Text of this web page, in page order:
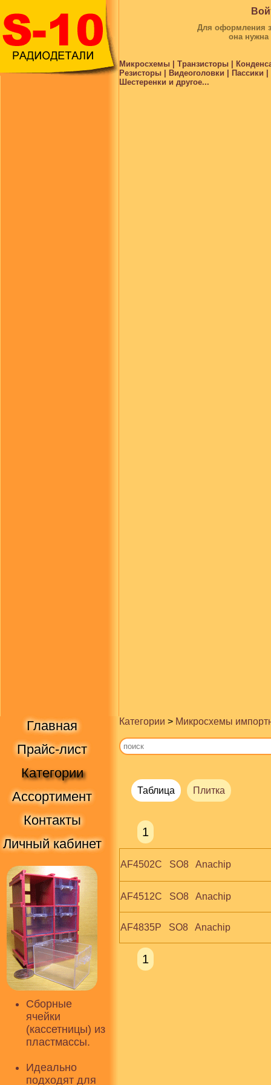
Для оформления
она
Микросхемы | Транзисторы |
Резисторы | Видеоголовки |
Шестеренки и другое...
Главная
Прайс-лист
Категории
Ассортимент
Контакты
Личный кабинет
Сборные
ячейки
(кассетницы) из
пластмассы.
Идеально
подходят для
Категории > Микросхемы
Таблица Плитка
1
AF4502C   SO8   Anachip
AF4512C   SO8   Anachip
AF4835P   SO8   Anachip
1